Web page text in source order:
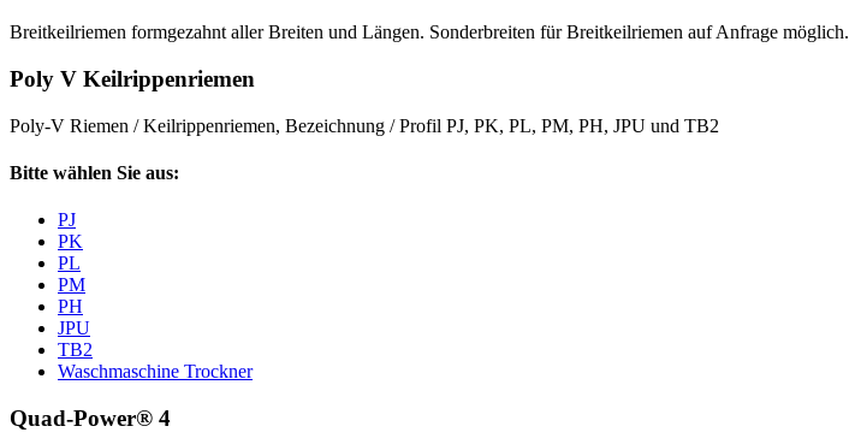
Breitkeilriemen formgezahnt aller Breiten und Längen. Sonderbreiten für Breitkeilriemen auf Anfrage möglich.
Poly V Keilrippenriemen
Poly-V Riemen / Keilrippenriemen, Bezeichnung / Profil PJ, PK, PL, PM, PH, JPU und TB2
Bitte wählen Sie aus:
PJ
PK
PL
PM
PH
JPU
TB2
Waschmaschine Trockner
Quad-Power® 4